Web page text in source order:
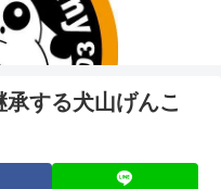
する犬山げんこ